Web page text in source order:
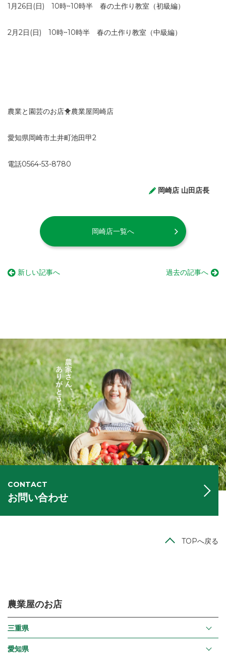
1月26日 (日) 10時~10時半 春の土作り教室（初級編）
2月2日 (日) 10時~10時半 春の土作り教室（中級編）
農業と園芸のお店🐥農業屋岡崎店
愛知県岡崎市土井町池田甲2
電話0564-53-8780
岡崎店 山田店長
岡崎店一覧へ
新しい記事へ 過去の記事へ
CONTACT
お問い合わせ
TOPへ戻る
農業屋のお店
三重県
愛知県